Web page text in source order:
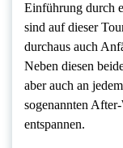
Einführung durch
sind auf dieser
durchaus auch
Neben diesen
aber auch an
sogenannten
entspannen.